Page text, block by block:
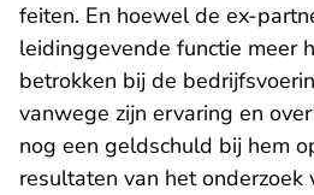
feiten. En hoewel de ex-
leidinggevende functie meer
betrokken bij de
vanwege zijn ervaring en
nog een geldschuld bij hem
resultaten van het onderzoek